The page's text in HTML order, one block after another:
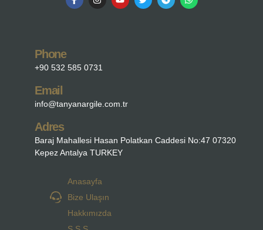
Phone
+90 532 585 0731
Email
info@tanyanargile.com.tr
Adres
Baraj Mahallesi Hasan Polatkan Caddesi No:47 07320
Kepez Antalya TURKEY
Anasayfa
Bize Ulaşın
Hakkımızda